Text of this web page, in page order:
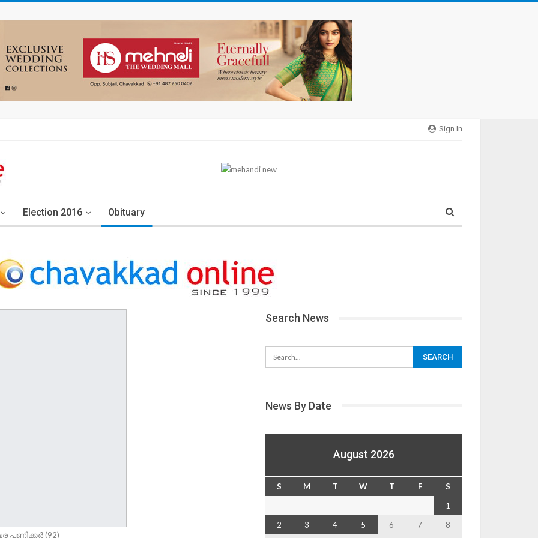
Sign In
Election 2016 Obituary
പണിക്കർ (92)
Search News
News By Date
August 2026
S M T W T F
S
1
2
3 4 5 6 7 8